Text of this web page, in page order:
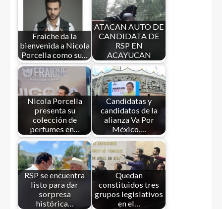
Fraiche da la
bienvenida a Nicola
Porcella como su…
ATACAN AUTO DE
CANDIDATA DE
RSP EN
ACAYUCAN
Nicola Porcella
presenta su
colección de
perfumes en…
Candidatas y
candidatos de la
alianza Va Por
México,…
RSP se encuentra
listo para dar
sorpresa
histórica…
Quedan
constituidos tres
grupos legislativos
en el…